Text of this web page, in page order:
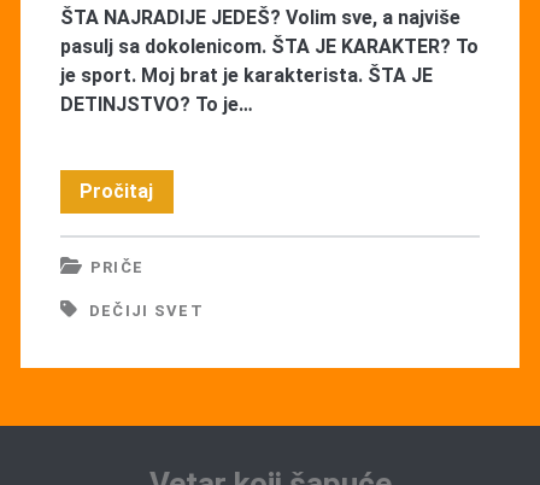
ŠTA NAJRADIJE JEDEŠ? Volim sve, a najviše
pasulj sa dokolenicom. ŠTA JE KARAKTER? To
je sport. Moj brat je karakterista. ŠTA JE
DETINJSTVO? To je…
PročitajDečiji
svet
PRIČE
DEČIJI SVET